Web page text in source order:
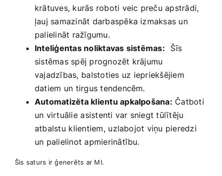
krātuves, kurās roboti veic preču apstrādi,
ļauj samazināt darbaspēka​ izmaksas un
palielināt ražīgumu.
Inteliģentas noliktavas sistēmas: ⁤ Šīs ​
sistēmas spēj prognozēt​ krājumu
vajadzības, ⁣balstoties⁣ uz‍ iepriekšējiem
‌datiem ⁢un tirgus tendencēm.
Automatizēta klientu apkalpošana: Čatboti
un virtuālie⁤ asistenti var sniegt tūlītēju‍
atbalstu⁢ klientiem,⁣ uzlabojot viņu pieredzi
un palielinot apmierinātību.
Šis saturs ir ģenerēts ar ⁢MI.